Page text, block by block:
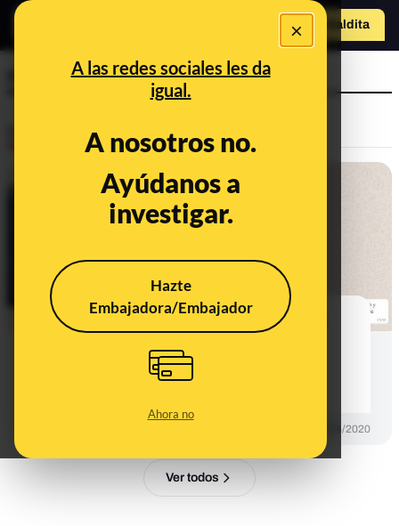
×
A las redes sociales les da
igual.
A nosotros no.
Ayúdanos a
investigar.
Hazte
Embajadora/Embajador
Ahora no
Hazte Maldita
El vídeo de la RAI en 2015 y la nula
coronavirus fuese creado en un
laboratorio de China en 2015
04/04/2020
Ver todos